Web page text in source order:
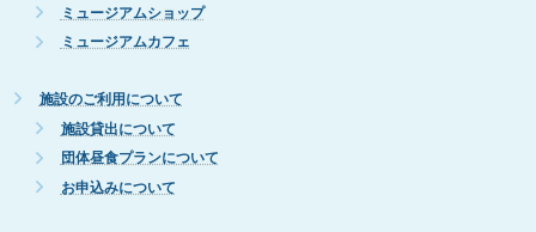
ミュージアムショップ
ミュージアムカフェ
施設のご利用について
施設貸出について
団体昼食プランについて
お申込みについて